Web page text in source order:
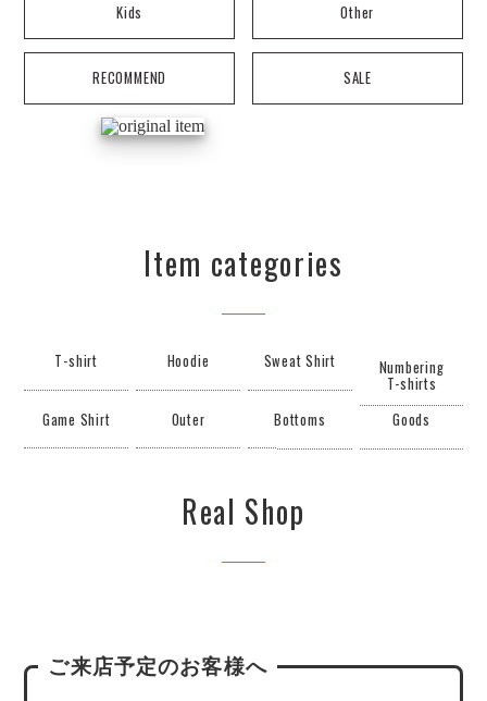
Kids Other
RECOMMEND SALE
Item categories
T-shirt Hoodie Sweat Shirt Numbering
T-shirts
Game Shirt
Outer Bottoms Goods
Real Shop
ご来店予定のお客様へ